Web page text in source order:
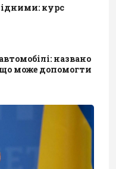
курс
названо
може допомогти